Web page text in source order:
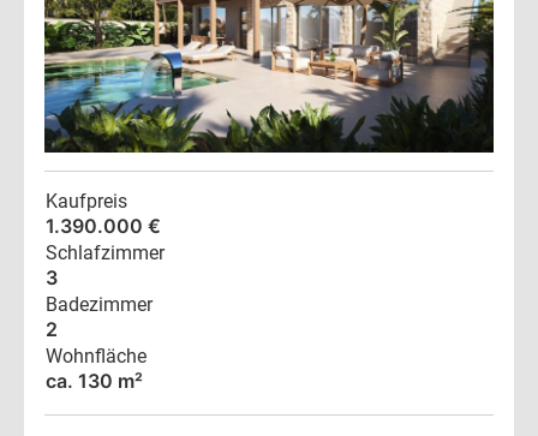
Kaufpreis
1.390.000 €
Schlafzimmer
3
Badezimmer
2
Wohnfläche
ca. 130 m²